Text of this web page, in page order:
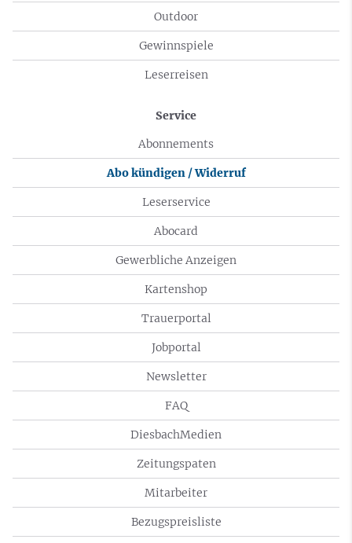
Outdoor
Gewinnspiele
Leserreisen
Service
Abonnements
Abo kündigen / Widerruf
Leserservice
Abocard
Gewerbliche Anzeigen
Kartenshop
Trauerportal
Jobportal
Newsletter
FAQ
DiesbachMedien
Zeitungspaten
Mitarbeiter
Bezugspreisliste